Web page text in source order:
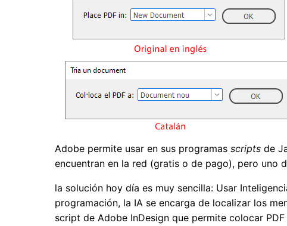
Adobe permite usar en sus programas scripts de
encuentran en la red (gratis o de pago), pero uno
la solución hoy día es muy sencilla: Usar
programación, la IA se encarga de localizar los
script de Adobe InDesign que permite colocar